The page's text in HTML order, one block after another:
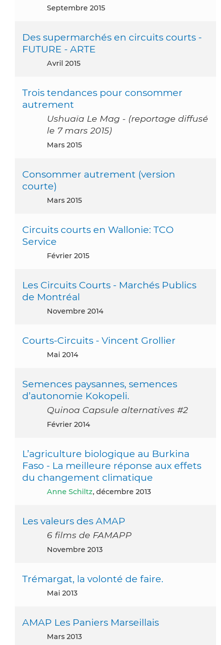
septembre 2015
Des supermarchés en circuits courts -
FUTURE - ARTE
avril 2015
Trois tendances pour consommer
autrement
Ushuaïa Le Mag - (reportage diffusé
le 7 mars 2015)
mars 2015
Consommer autrement (version
courte)
mars 2015
Circuits courts en Wallonie: TCO
Service
février 2015
Les Circuits Courts - Marchés Publics
de Montréal
novembre 2014
Courts-Circuits - Vincent Grollier
mai 2014
Semences paysannes, semences
d’autonomie Kokopeli.
Quinoa Capsule alternatives #2
février 2014
L’agriculture biologique au Burkina
Faso - La meilleure réponse aux effets
du changement climatique
Anne Schiltz, décembre 2013
Les valeurs des AMAP
6 films de FAMAPP
novembre 2013
Trémargat, la volonté de faire.
mai 2013
AMAP Les Paniers Marseillais
mars 2013